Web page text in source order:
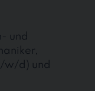
und
w/d) und